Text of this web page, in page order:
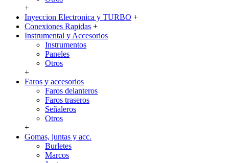
+
Inyeccion Electronica y TURBO +
Conexiones Rapidas +
Instrumental y Accesorios
Instrumentos
Paneles
Otros
+
Faros y accesorios
Faros delanteros
Faros traseros
Señaleros
Otros
+
Gomas, juntas y acc.
Burletes
Marcos